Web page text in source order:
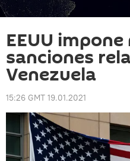
EEUU
sanciones
Venezuela
15:26 GMT 19.01.2021